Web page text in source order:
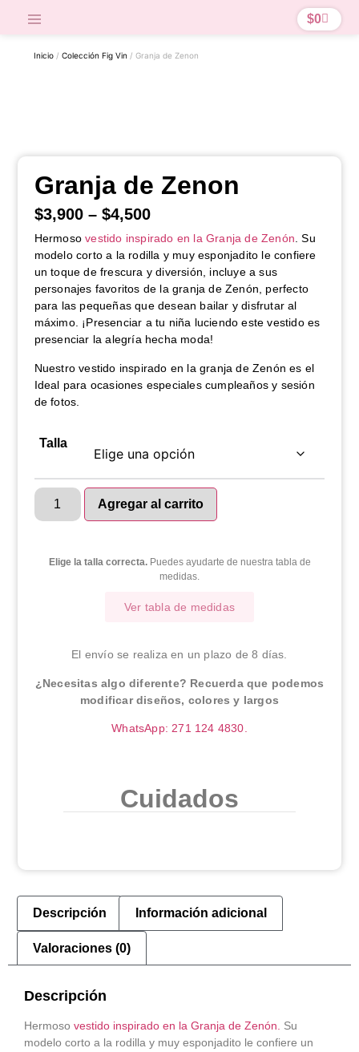
$0
Inicio /Colección Fig Vin / Granja de Zenon
Granja de Zenon
$3,900 – $4,500
Hermosovestido inspirado en la Granja de Zenón. Su
modelo corto a la rodilla y muy esponjadito le confiere
un toque de frescura y diversión, incluye a sus
personajes favoritos de la granja de Zenón, perfecto
para las pequeñas que desean bailar y disfrutar al
máximo. ¡Presenciar a tu niña luciendo este vestido es
presenciar la alegría hecha moda!
Nuestro vestido inspirado en la granja de Zenón es el
Ideal para ocasiones especiales cumpleaños y sesión
de fotos.
Talla
Agregar al carrito
Elige la talla correcta.Puedes ayudarte de nuestra tabla de
medidas.
Ver tabla de medidas
El envío se realiza en un plazo de 8 días.
¿Necesitas algo diferente? Recuerda que podemos
modificar diseños, colores y largos
WhatsApp: 271 124 4830.
Cuidados
Descripción Información adicional
Valoraciones (0)
Descripción
Hermoso vestido inspirado en la Granja de Zenón. Su
modelo corto a la rodilla y muy esponjadito le confiere un